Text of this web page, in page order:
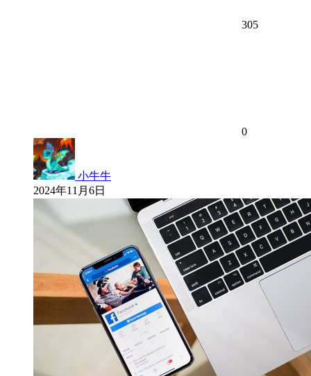
305
0
小牛牛
2024年11月6日